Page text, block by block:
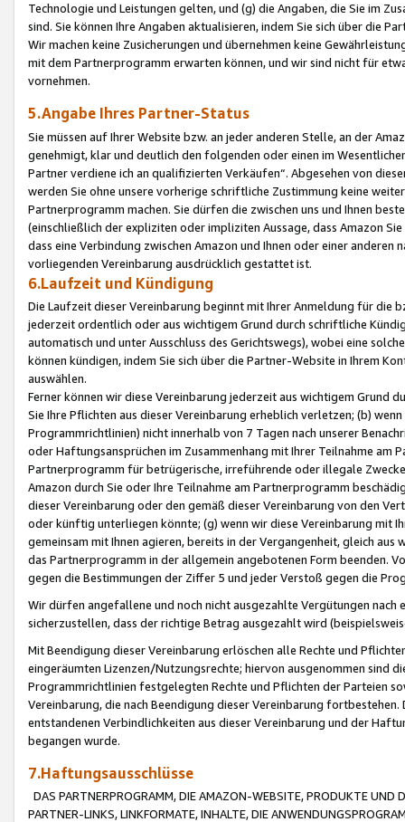
Technologie und Leistungen gelten, und (g) die Angaben, die Sie im
sind. Sie können Ihre Angaben aktualisieren, indem Sie sich über die
Wir machen keine Zusicherungen und übernehmen keine
mit dem Partnerprogramm erwarten können, und wir sind nicht für
vornehmen.
5.Angabe Ihres Partner-Status
Sie müssen auf Ihrer Website bzw. an jeder anderen Stelle, an der
genehmigt, klar und deutlich den folgenden oder einen im
Partner verdiene ich an qualifizierten Verkäufen“. Abgesehen von
werden Sie ohne unsere vorherige schriftliche Zustimmung keine
Partnerprogramm machen. Sie dürfen die zwischen uns und Ihnen
(einschließlich der expliziten oder impliziten Aussage, dass Amazon
dass eine Verbindung zwischen Amazon und Ihnen oder einer
vorliegenden Vereinbarung ausdrücklich gestattet ist.
6.Laufzeit und Kündigung
Die Laufzeit dieser Vereinbarung beginnt mit Ihrer Anmeldung für die
jederzeit ordentlich oder aus wichtigem Grund durch schriftliche
automatisch und unter Ausschluss des Gerichtswegs), wobei eine
können kündigen, indem Sie sich über die Partner-Website in Ihrem
auswählen.
Ferner können wir diese Vereinbarung jederzeit aus wichtigem Grund
Sie Ihre Pflichten aus dieser Vereinbarung erheblich verletzen; (b)
Programmrichtlinien) nicht innerhalb von 7 Tagen nach unserer
oder Haftungsansprüchen im Zusammenhang mit Ihrer Teilnahme am
Partnerprogramm für betrügerische, irreführende oder illegale
Amazon durch Sie oder Ihre Teilnahme am Partnerprogramm
dieser Vereinbarung oder den gemäß dieser Vereinbarung von den
oder künftig unterliegen könnte; (g) wenn wir diese Vereinbarung mit
gemeinsam mit Ihnen agieren, bereits in der Vergangenheit, gleich
das Partnerprogramm in der allgemein angebotenen Form beenden.
gegen die Bestimmungen der Ziffer 5 und jeder Verstoß gegen die
Wir dürfen angefallene und noch nicht ausgezahlte Vergütungen
sicherzustellen, dass der richtige Betrag ausgezahlt wird
Mit Beendigung dieser Vereinbarung erlöschen alle Rechte und
eingeräumten Lizenzen/Nutzungsrechte; hiervon ausgenommen sind
Programmrichtlinien festgelegten Rechte und Pflichten der Parteien
Vereinbarung, die nach Beendigung dieser Vereinbarung
entstandenen Verbindlichkeiten aus dieser Vereinbarung und der
begangen wurde.
7.Haftungsausschlüsse
DAS PARTNERPROGRAMM, DIE AMAZON-WEBSITE, PRODUKTE UND
PARTNER-LINKS, LINKFORMATE, INHALTE, DIE